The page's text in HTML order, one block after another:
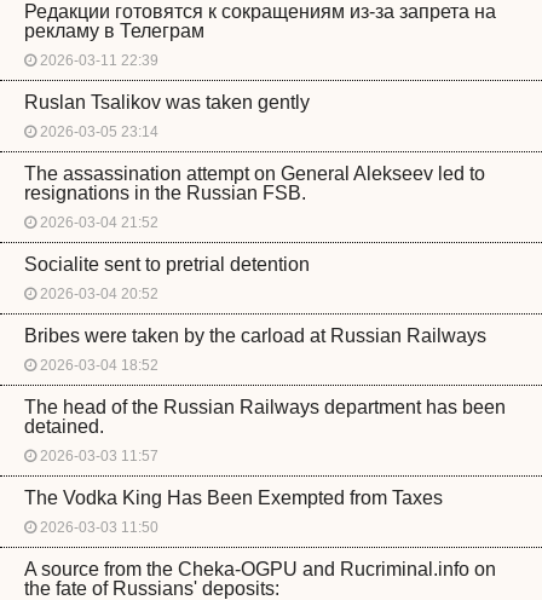
Редакции готовятся к сокращениям из-за запрета на
рекламу в Телеграм
2026-03-11 22:39
Ruslan Tsalikov was taken gently
2026-03-05 23:14
The assassination attempt on General Alekseev led to
resignations in the Russian FSB.
2026-03-04 21:52
Socialite sent to pretrial detention
2026-03-04 20:52
Bribes were taken by the carload at Russian Railways
2026-03-04 18:52
The head of the Russian Railways department has been
detained.
2026-03-03 11:57
The Vodka King Has Been Exempted from Taxes
2026-03-03 11:50
A source from the Cheka-OGPU and Rucriminal.info on
the fate of Russians' deposits: